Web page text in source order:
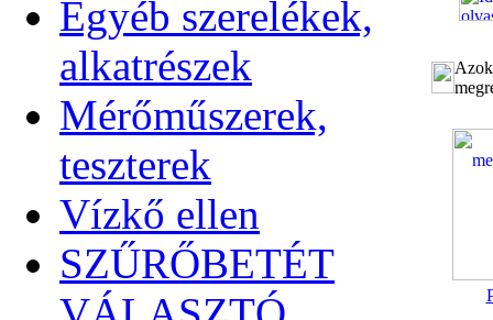
Egyéb szerelékek,
alkatrészek
Mérőműszerek,
teszterek
Vízkő ellen
SZŰRŐBETÉT